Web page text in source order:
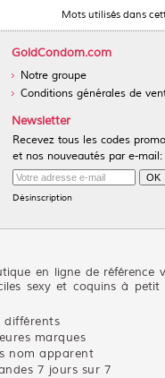
Mots utilisés dans
GoldCondom.com
Notre groupe
Conditions générales de
Newsletter
Recevez tous les codes
et nos nouveautés par e-mail:
Désinscription
en ligne de référence
sexy et coquins à petit
différents
marques
nom apparent
7 jours sur 7